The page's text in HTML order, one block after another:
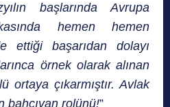
başlarında Avrupa
hemen hemen
ettiği başarıdan dolayı
örnek olarak alınan
ortaya çıkarmıştır. Avlak
bahçıvan rolünü!”